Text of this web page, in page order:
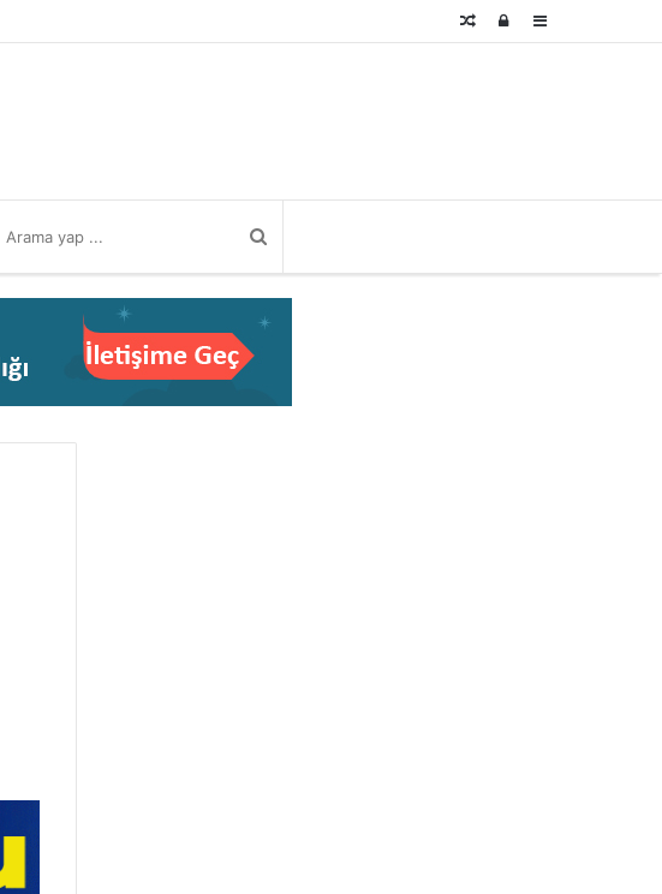
Kenar
Kayıt
Rastgele